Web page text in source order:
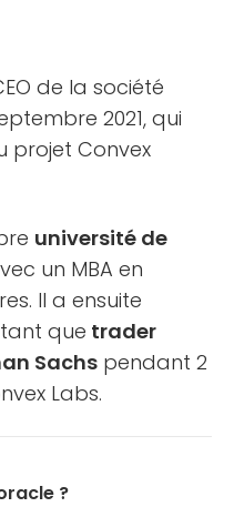
de la société
2021, qui
projet Convex
université de
un MBA en
Il a ensuite
que trader
Sachs pendant 2
Labs.
?